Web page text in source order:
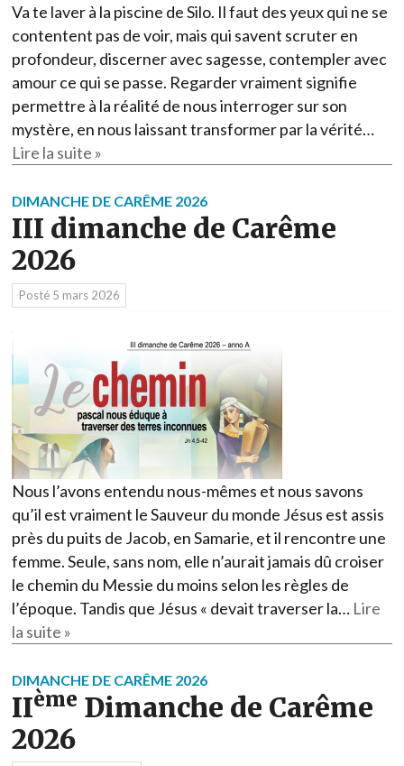
Va te laver à la piscine de Silo. Il faut des yeux qui ne se
contentent pas de voir, mais qui savent scruter en
profondeur, discerner avec sagesse, contempler avec
amour ce qui se passe. Regarder vraiment signifie
permettre à la réalité de nous interroger sur son
mystère, en nous laissant transformer par la vérité…
Lire la suite »
DIMANCHE DE CARÊME 2026
III dimanche de Carême
2026
Posté 5 mars 2026
Nous l’avons entendu nous-mêmes et nous savons
qu’il est vraiment le Sauveur du monde Jésus est assis
près du puits de Jacob, en Samarie, et il rencontre une
femme. Seule, sans nom, elle n’aurait jamais dû croiser
le chemin du Messie du moins selon les règles de
l’époque. Tandis que Jésus « devait traverser la… Lire
la suite »
DIMANCHE DE CARÊME 2026
IIème Dimanche de Carême
2026